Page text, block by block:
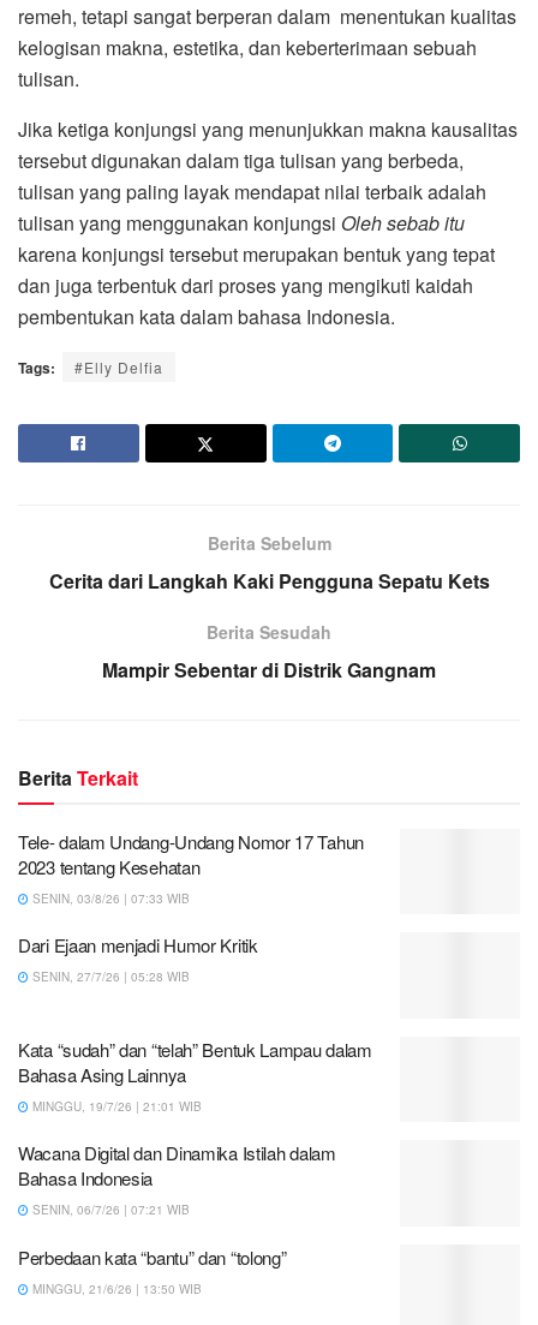
remeh, tetapi sangat berperan dalam menentukan kualitas
kelogisan makna, estetika, dan keberterimaan sebuah
tulisan.
Jika ketiga konjungsi yang menunjukkan makna kausalitas
tersebut digunakan dalam tiga tulisan yang berbeda,
tulisan yang paling layak mendapat nilai terbaik adalah
tulisan yang menggunakan konjungsi Oleh sebab itu
karena konjungsi tersebut merupakan bentuk yang tepat
dan juga terbentuk dari proses yang mengikuti kaidah
pembentukan kata dalam bahasa Indonesia.
Tags: #Elly Delfia
Berita Sebelum
Cerita dari Langkah Kaki Pengguna Sepatu Kets
Berita Sesudah
Mampir Sebentar di Distrik Gangnam
BeritaTerkait
Tele- dalam Undang-Undang Nomor 17 Tahun
2023 tentang Kesehatan
SENIN, 03/8/26 | 07:33 WIB
Dari Ejaan menjadi Humor Kritik
SENIN, 27/7/26 | 05:28 WIB
Kata “sudah” dan “telah” Bentuk Lampau dalam
Bahasa Asing Lainnya
MINGGU, 19/7/26 | 21:01 WIB
Wacana Digital dan Dinamika Istilah dalam
Bahasa Indonesia
SENIN, 06/7/26 | 07:21 WIB
Perbedaan kata “bantu” dan “tolong”
MINGGU, 21/6/26 | 13:50 WIB